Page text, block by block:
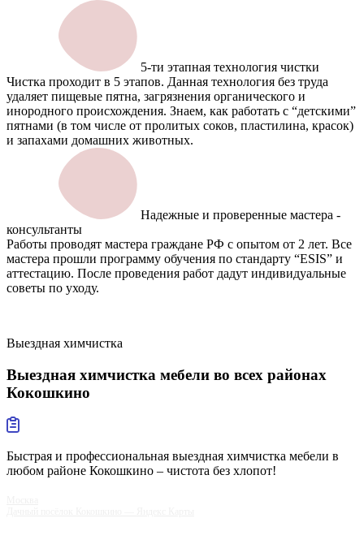
5-ти этапная технология чистки
Чистка проходит в 5 этапов. Данная технология без труда
удаляет пищевые пятна, загрязнения органического и
инородного происхождения. Знаем, как работать с “детскими”
пятнами (в том числе от пролитых соков, пластилина, красок)
и запахами домашних животных.
Надежные и проверенные мастера -
консультанты
Работы проводят мастера граждане РФ с опытом от 2 лет. Все
мастера прошли программу обучения по стандарту “ESIS” и
аттестацию. После проведения работ дадут индивидуальные
советы по уходу.
Выездная химчистка
Выездная химчистка мебели во всех районах
Кокошкино
Быстрая и профессиональная выездная химчистка мебели в
любом районе Кокошкино – чистота без хлопот!